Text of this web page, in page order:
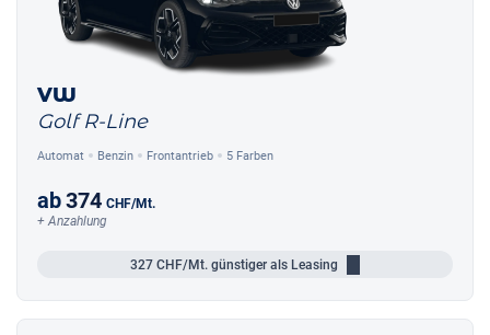
VW
Golf R-Line
Automat Benzin Frontantrieb 5 Farben
ab374 CHF/Mt.
+ Anzahlung
327 CHF/Mt. günstiger als Leasing